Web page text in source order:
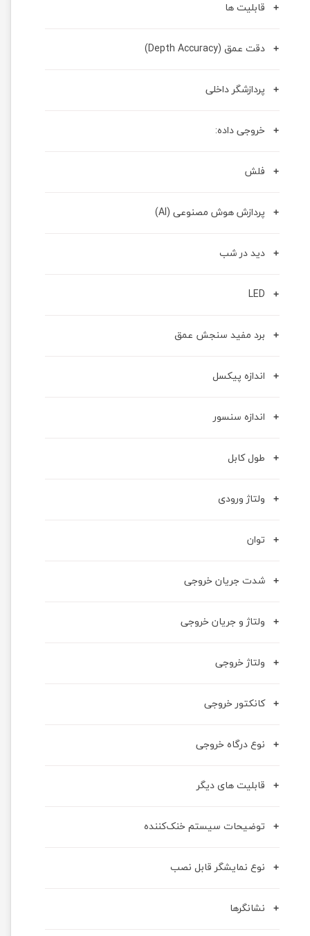
قابلیت ها
دقت عمق (Depth Accuracy)
پردازشگر داخلی
خروجی داده:
فلش
پردازش هوش مصنوعی (AI)
دید در شب
LED
برد مفید سنجش عمق
اندازه پیکسل
اندازه سنسور
طول کابل
ولتاژ ورودی
توان
شدت جریان خروجی
ولتاژ و جریان خروجی
ولتاژ خروجی
کانکتور خروجی
نوع درگاه خروجی
قابلیت های دیگر
توضیحات سیستم خنک‌کننده
نوع نمایشگر قابل نصب
نشانگرها